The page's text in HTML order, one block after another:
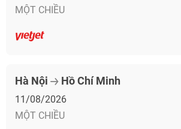
MỘT CHIỀU
Hà Nội Hồ Chí Minh
11/08/2026
MỘT CHIỀU